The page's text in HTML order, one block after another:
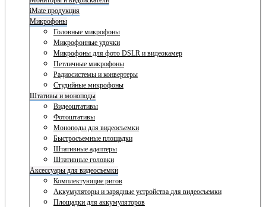
iMate продукция
Микрофоны
Головные микрофоны
Микрофонные удочки
Микрофоны для фото DSLR и видеокамер
Петличные микрофоны
Радиосистемы и конвертеры
Студийные микрофоны
Штативы и моноподы
Видеоштативы
Фотоштативы
Моноподы для видеосъемки
Быстросъемные площадки
Штативные адаптеры
Штативные головки
Аксессуары для видеосъемки
Комплектующие ригов
Аккумуляторы и зарядные устройства для видеосъемки
Площадки для аккумуляторов